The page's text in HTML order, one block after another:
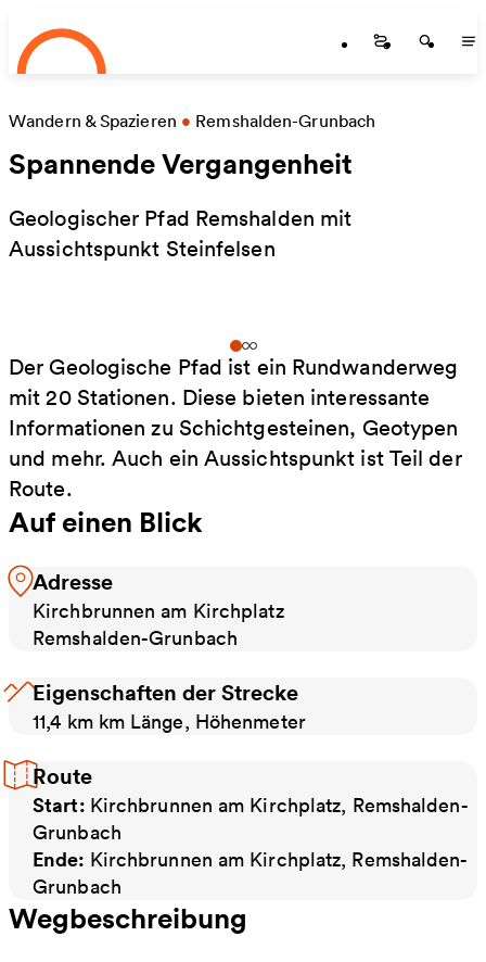
Zum Hauptinhalt springen
Startseite
Wandern & Spazieren • Remshalden-Grunbach
Spannende Vergangenheit
Geologischer Pfad Remshalden mit
Aussichtspunkt Steinfelsen
Der Geologische Pfad ist ein Rundwanderweg
mit 20 Stationen. Diese bieten interessante
Informationen zu Schichtgesteinen, Geotypen
und mehr. Auch ein Aussichtspunkt ist Teil der
Route.
Auf einen Blick
Adresse
Kirchbrunnen am Kirchplatz
Remshalden-Grunbach
Eigenschaften der Strecke
11,4 km km Länge, Höhenmeter
Route
Start: Kirchbrunnen am Kirchplatz, Remshalden-
Grunbach
Ende: Kirchbrunnen am Kirchplatz, Remshalden-
Grunbach
Wegbeschreibung